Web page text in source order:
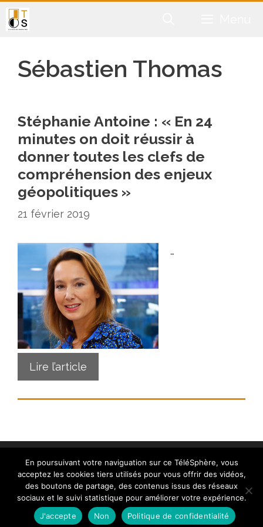
Aller
au
Sébastien Thomas
Stéphanie Antoine : « En 24
minutes on doit réussir à
donner toutes les clefs de
compréhension des enjeux
géopolitiques »
21 février 2019
…
Lire l’article
Contact|Mentions légales |Crédits|Politique de
cookies (UE) | © telesphere.fr 2026
En poursuivant votre naviguation sur ce TéléSphère, vous
acceptez les cookies tiers utilisés pour vous offrir des vidéos,
des boutons de partage, des contenus issus des réseaux
sociaux et le suivi statistique pour améliorer votre expérience.
J'accepte
Non Politique de confidentialité